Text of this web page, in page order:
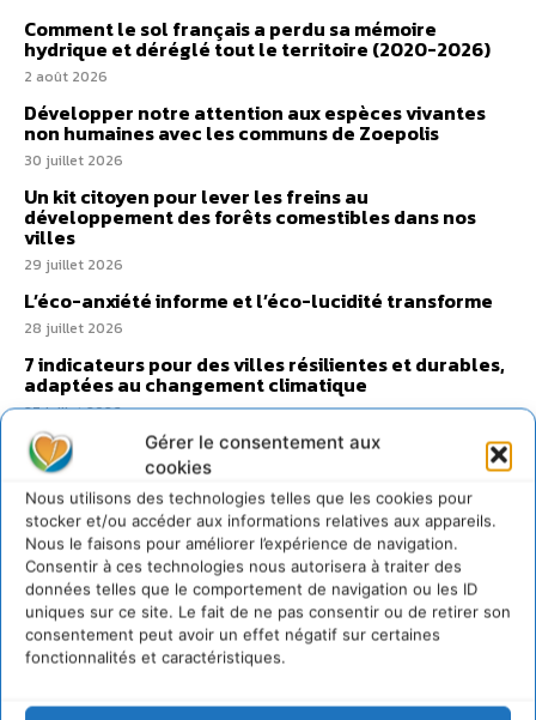
Gérer le consentement aux
cookies
Nous utilisons des technologies telles que les cookies pour
stocker et/ou accéder aux informations relatives aux appareils.
Nous le faisons pour améliorer l’expérience de navigation.
Consentir à ces technologies nous autorisera à traiter des
données telles que le comportement de navigation ou les ID
uniques sur ce site. Le fait de ne pas consentir ou de retirer son
consentement peut avoir un effet négatif sur certaines
fonctionnalités et caractéristiques.
Comment le sol français a perdu sa mémoire
hydrique et déréglé tout le territoire (2020-2026)
2 août 2026
Développer notre attention aux espèces vivantes
non humaines avec les communs de Zoepolis
30 juillet 2026
Un kit citoyen pour lever les freins au
développement des forêts comestibles dans nos
villes
29 juillet 2026
L’éco-anxiété informe et l’éco-lucidité transforme
28 juillet 2026
7 indicateurs pour des villes résilientes et durables,
adaptées au changement climatique
27 juillet 2026